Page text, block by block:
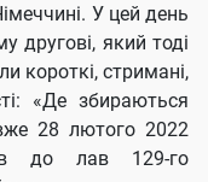
У цей день
другові, який тоді
короткі, стримані,
«Де збираються
28 лютого 2022
до лав 129-го